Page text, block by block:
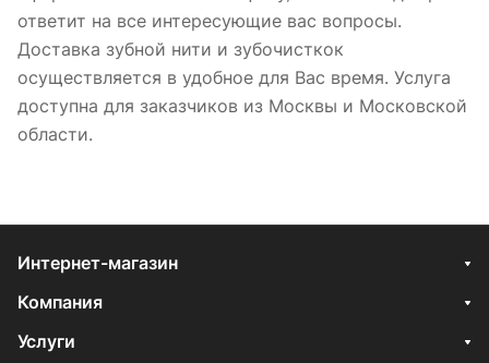
ответит на все интересующие вас вопросы.
Доставка зубной нити и зубочисткок
осуществляется в удобное для Вас время. Услуга
доступна для заказчиков из Москвы и Московской
области.
Интернет-магазин
Компания
Услуги